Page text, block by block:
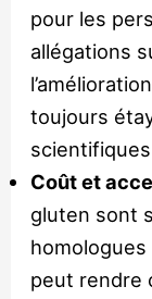
pour les
allégations
toujours
Coût et
gluten sont
peut rendre